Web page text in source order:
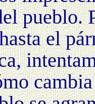
pueblo.
el